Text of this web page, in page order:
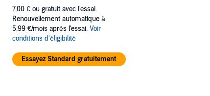
7,00 € ou gratuit avec l'essai.
Renouvellement automatique à
5,99 €/mois après l'essai. Voir
conditions d'éligibilité
Essayez Standard gratuitement